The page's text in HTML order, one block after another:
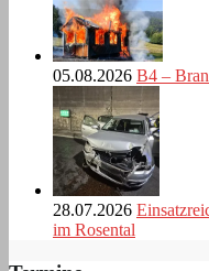
05.08.2026 B4 –
28.07.2026
im Rosental